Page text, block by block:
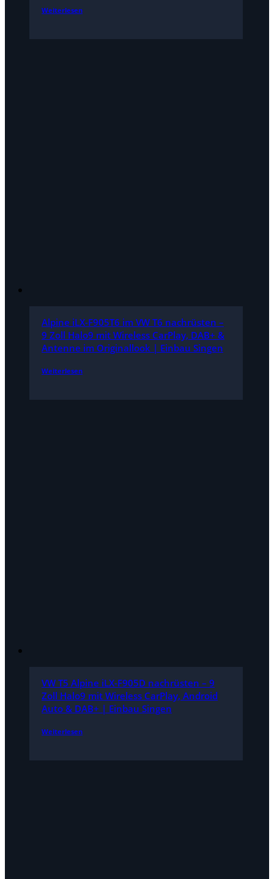
Weiterlesen
Alpine iLX-F905T6 im VW T6 nachrüsten –
9 Zoll Halo9 mit Wireless CarPlay, DAB+ &
Antenne im Originallook | Einbau Singen
Weiterlesen
VW T5 Alpine iLX-F905D nachrüsten – 9
Zoll Halo9 mit Wireless CarPlay, Android
Auto & DAB+ | Einbau Singen
Weiterlesen